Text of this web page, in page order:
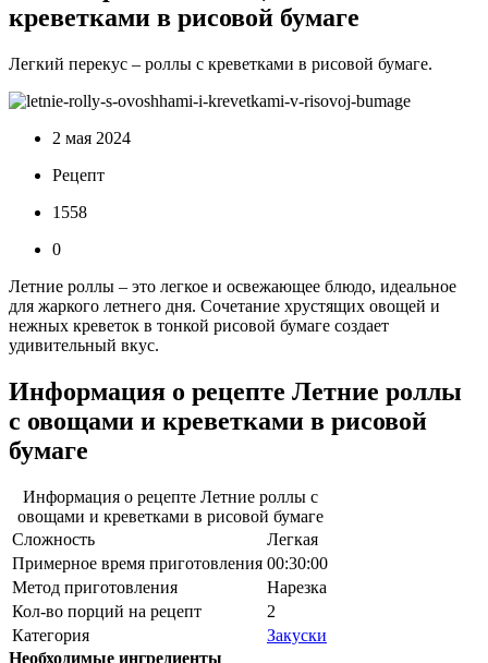
креветками в рисовой бумаге
Легкий перекус – роллы с креветками в рисовой бумаге.
2 мая 2024
Рецепт
1558
0
Летние роллы – это легкое и освежающее блюдо, идеальное
для жаркого летнего дня. Сочетание хрустящих овощей и
нежных креветок в тонкой рисовой бумаге создает
удивительный вкус.
Информация о рецепте Летние роллы
с овощами и креветками в рисовой
бумаге
Информация о рецепте Летние роллы с
овощами и креветками в рисовой бумаге
Сложность
Легкая
Примерное время приготовления 00:30:00
Метод приготовления
Нарезка
Кол-во порций на рецепт
2
Категория
Закуски
Необходимые ингредиенты